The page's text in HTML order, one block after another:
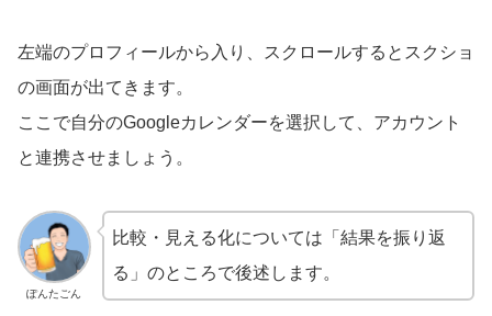
左端のプロフィールから入り、スクロールするとスクショ
の画面が出てきます。
ここで自分のGoogleカレンダーを選択して、アカウント
と連携させましょう。
ぽんたごん
比較・見える化については「結果を振り返
る」のところで後述します。